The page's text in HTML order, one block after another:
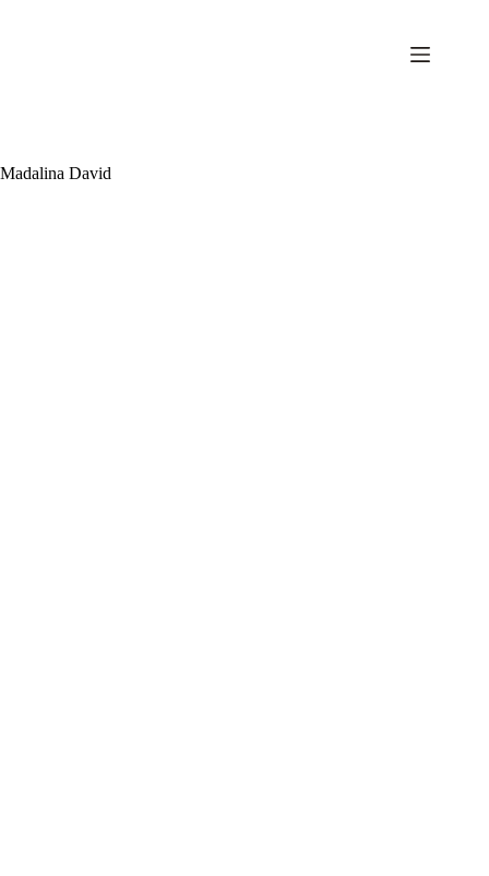
Madalina David